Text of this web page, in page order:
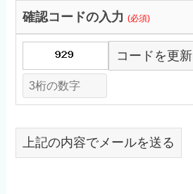
確認コードの入力(必須)
コードを更新
上記の内容でメールを送る